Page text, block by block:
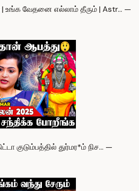
| உங்க வேதனை எல்லாம் தீரும் | Astr… —
குடும்பத்தில் துர்மர*ம் நிச… —